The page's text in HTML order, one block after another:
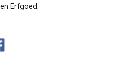
Erfgoed.